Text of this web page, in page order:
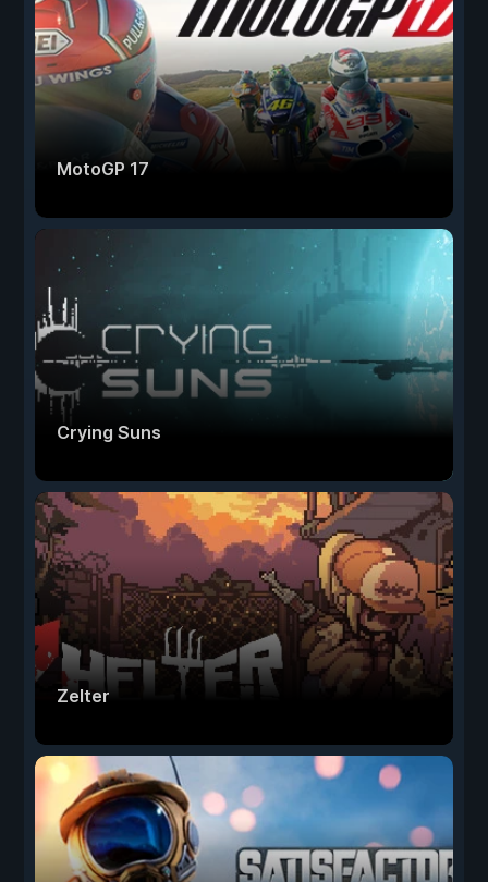
MotoGP 17
Crying Suns
Zelter